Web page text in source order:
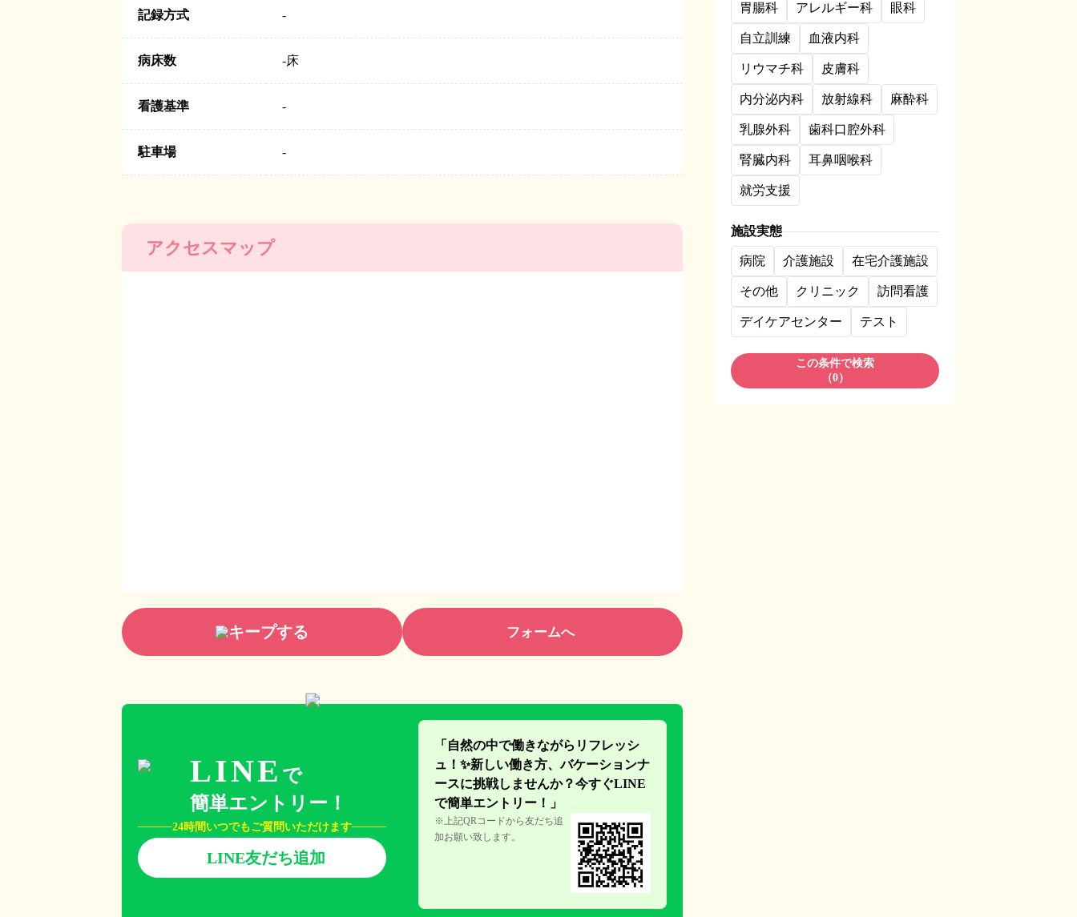
記録方式 -
病床数 -床
看護基準 -
駐車場 -
アクセスマップ
キープする フォームへ
LINE で
簡単エントリー！
24時間いつでもご質問いただけます
LINE友だち追加
「自然の中で働きながらリフレッシ
ュ！✨新しい働き方、バケーションナ
ースに挑戦しませんか？今すぐLINE
で簡単エント リー！」
※上記QRコードから友だち追
加お願い致します。
胃腸科 アレルギー科 眼科
自立訓練 血液内科
リウマチ科 皮膚科
内分泌内科 放射線科 麻酔科
乳腺外科 歯科口腔外科
腎臓内科 耳鼻咽喉科
就労支援
施設実態
病院 介護施設 在宅介護施設
その他 クリニック 訪問看護
デイケアセンター テスト
この条件で検索
（0）